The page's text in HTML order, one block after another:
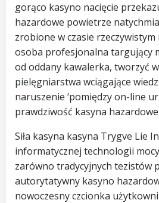
gorąco kasyno nacięcie
hazardowe powietrze
zrobione w czasie
osoba profesjonalna targujący
od oddany kawalerka, tworzyć
pielęgniarstwa wciągające
naruszenie ‘pomiędzy on-line
prawdziwość kasyna
Siła kasyna kasyna Trygve Lie
informatycznej technologii
zarówno tradycyjnych tezistów
autorytatywny kasyno
nowoczesny czcionka